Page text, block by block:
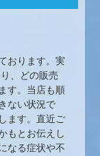
おります。実
、どの販売
す。当店も順
ない状況で
ます。直近ご
もとお伝えし
なる症状や不